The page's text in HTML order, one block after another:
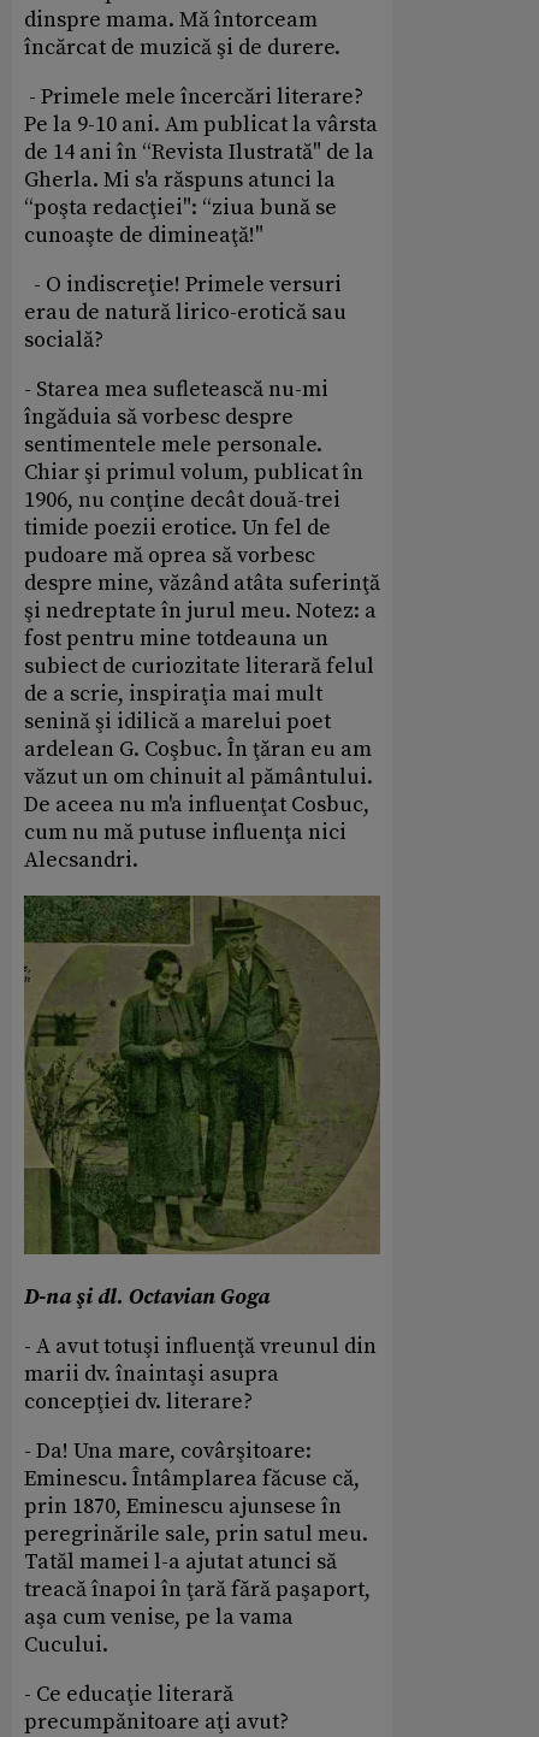
dinspre mama. Mă întorceam
încărcat de muzică şi de durere.
- Primele mele încercări literare?
Pe la 9-10 ani. Am publicat la vârsta
de 14 ani în “Revista Ilustrată" de la
Gherla. Mi s'a răspuns atunci la
“poşta redacţiei": “ziua bună se
cunoaşte de dimineaţă!"
- O indiscreţie! Primele versuri
erau de natură lirico-erotică sau
socială?
- Starea mea sufletească nu-mi
îngăduia să vorbesc despre
sentimentele mele personale.
Chiar şi primul volum, publicat în
1906, nu conţine decât două-trei
timide poezii erotice. Un fel de
pudoare mă oprea să vorbesc
despre mine, văzând atâta suferinţă
şi nedreptate în jurul meu. Notez: a
fost pentru mine totdeauna un
subiect de curiozitate literară felul
de a scrie, inspiraţia mai mult
senină şi idilică a marelui poet
ardelean G. Coşbuc. În ţăran eu am
văzut un om chinuit al pământului.
De aceea nu m'a influenţat Cosbuc,
cum nu mă putuse influenţa nici
Alecsandri.
D-na şi dl. Octavian Goga
- A avut totuşi influenţă vreunul din
marii dv. înaintaşi asupra
concepţiei dv. literare?
- Da! Una mare, covârşitoare:
Eminescu. Întâmplarea făcuse că,
prin 1870, Eminescu ajunsese în
peregrinările sale, prin satul meu.
Tatăl mamei l-a ajutat atunci să
treacă înapoi în ţară fără paşaport,
aşa cum venise, pe la vama
Cucului.
- Ce educaţie literară
precumpănitoare aţi avut?